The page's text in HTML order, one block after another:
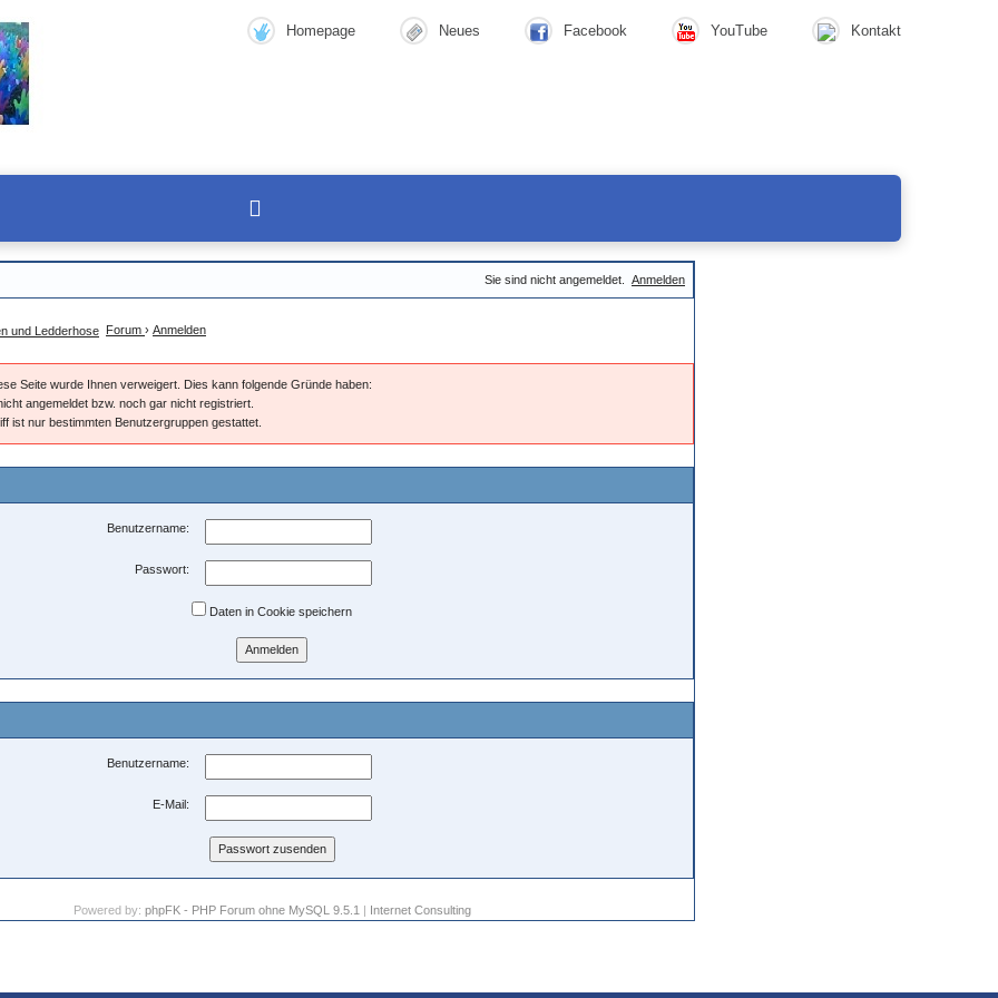
Homepage Neues Facebook YouTube Kontakt
Sie sind nicht angemeldet. Anmelden
Forum › Anmelden
Seite wurde Ihnen verweigert. Dies kann folgende Gründe haben:
angemeldet bzw. noch gar nicht registriert.
ist nur bestimmten Benutzergruppen gestattet.
Benutzername:
Passwort:
Daten in Cookie speichern
Benutzername:
E-Mail:
Powered by: phpFK - PHP Forum ohne MySQL 9.5.1 | Internet Consulting